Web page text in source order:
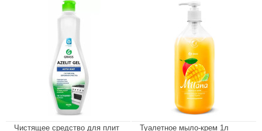
Чистящее средство для плит
Туалетное мыло-крем 1л